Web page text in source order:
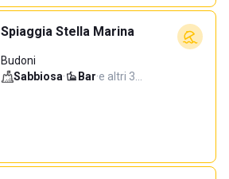
Spiaggia Stella Marina
Budoni
Sabbiosa· Bar·e altri 3…